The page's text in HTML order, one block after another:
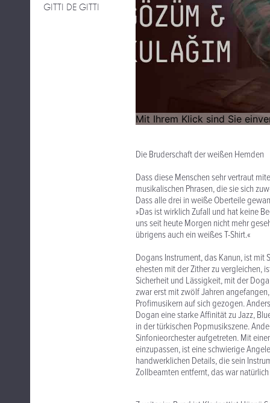
GITTI DE GITTI
Die Bruderschaft der weißen Hemden
Dass diese Menschen sehr vertraut
musikalischen Phrasen, die sie sich
Dass alle drei in weiße Oberteile
»Das ist wirklich Zufall und hat keine
uns seit heute Morgen nicht mehr
übrigens auch ein weißes T-Shirt.«
Dogans Instrument, das Kanun, ist mit
ehesten mit der Zither zu vergleichen,
Sicherheit und Lässigkeit, mit der
zwar erst mit zwölf Jahren
Profimusikern auf sich gezogen.
Dogan eine starke Affinität zu Jazz,
in der türkischen Popmusikszene.
Sinfonieorchester aufgetreten. Mit
einzupassen, ist eine schwierige
handwerklichen Details, die sein
Zollbeamten entfernt, das war natürlich